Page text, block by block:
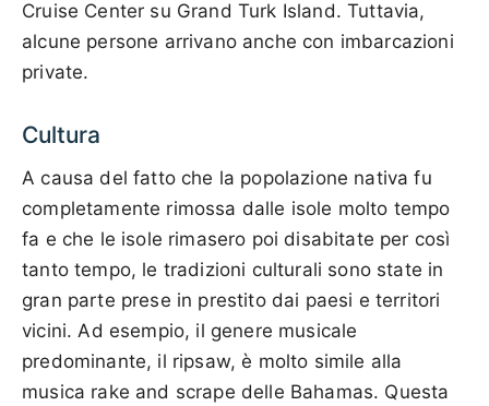
Cruise Center su Grand Turk Island. Tuttavia,
alcune persone arrivano anche con imbarcazioni
private.
Cultura
A causa del fatto che la popolazione nativa fu
completamente rimossa dalle isole molto tempo
fa e che le isole rimasero poi disabitate per così
tanto tempo, le tradizioni culturali sono state in
gran parte prese in prestito dai paesi e territori
vicini. Ad esempio, il genere musicale
predominante, il ripsaw, è molto simile alla
musica rake and scrape delle Bahamas. Questa